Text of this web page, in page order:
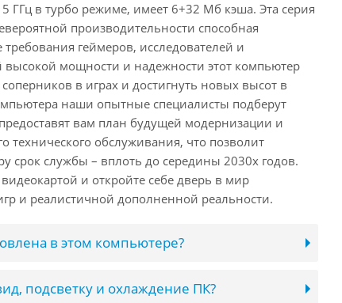
ГГц в турбо режиме, имеет 6+32 Мб кэша. Эта серия
производительности способная
геймеров, исследователей и
высокой мощности и надежности этот компьютер
в играх и достигнуть новых высот в
наши опытные специалисты подберут
вам план будущей модернизации и
технического обслуживания, что позволит
срок службы – вплоть до середины 2030х годов.
и откройте себе дверь в мир
и реалистичной дополненной реальности.
в этом компьютере?
подсветку и охлаждение ПК?